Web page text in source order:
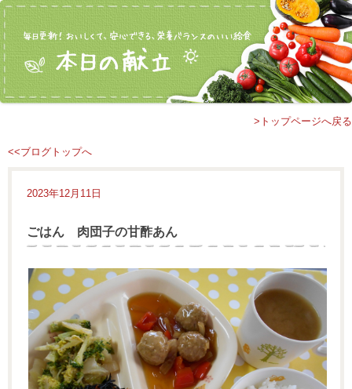
>トップページへ戻る
<<ブログトップへ
2023年12月11日
ごはん 肉団子の甘酢あん